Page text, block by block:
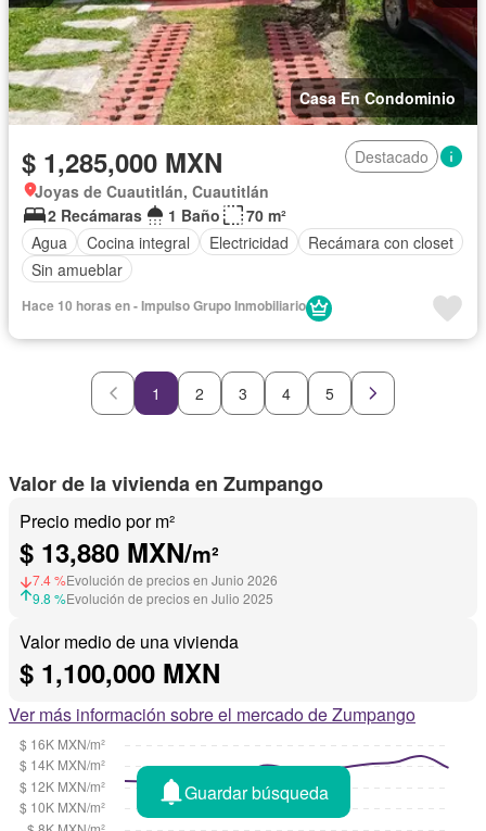
Casa En Condominio
$ 1,285,000 MXN
Destacado
Joyas de Cuautitlán, Cuautitlán
2 Recámaras
1 Baño
70 m²
Agua
Cocina integral Electricidad
Recámara con closet
Sin amueblar
Hace 10 horas en - Impulso Grupo Inmobiliario
1 2 3 4 5
Valor de la vivienda en Zumpango
Precio medio por m²
$ 13,880 MXN/m²
7.4 %Evolución de precios en Junio 2026
9.8 %Evolución de precios en Julio 2025
Valor medio de una vivienda
$ 1,100,000 MXN
Ver más información sobre el mercado de Zumpango
Guardar búsqueda